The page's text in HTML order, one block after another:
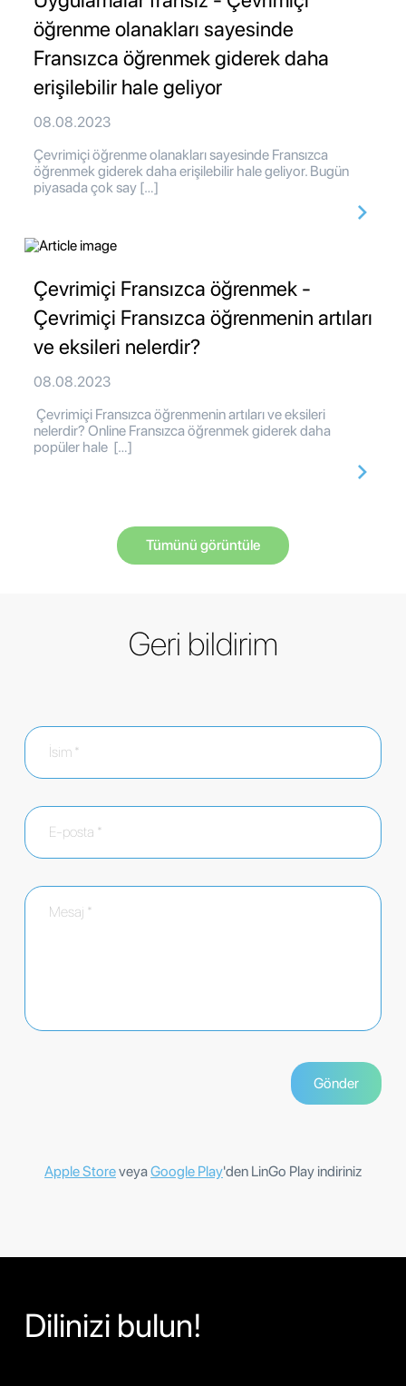
öğrenme olanakları sayesinde
Fransızca öğrenmek giderek daha
erişilebilir hale geliyor
08.08.2023
Çevrimiçi öğrenme olanakları sayesinde Fransızca
öğrenmek giderek daha erişilebilir hale geliyor. Bugün
piyasada çok say […]
Çevrimiçi Fransızca öğrenmek -
Çevrimiçi Fransızca öğrenmenin artıları
ve eksileri nelerdir?
08.08.2023
Çevrimiçi Fransızca öğrenmenin artıları ve eksileri
nelerdir? Online Fransızca öğrenmek giderek daha
popüler hale […]
Tümünü görüntüle
Geri bildirim
Apple StoreveyaGoogle Play'den LinGo Play indiriniz
Dilinizi bulun!